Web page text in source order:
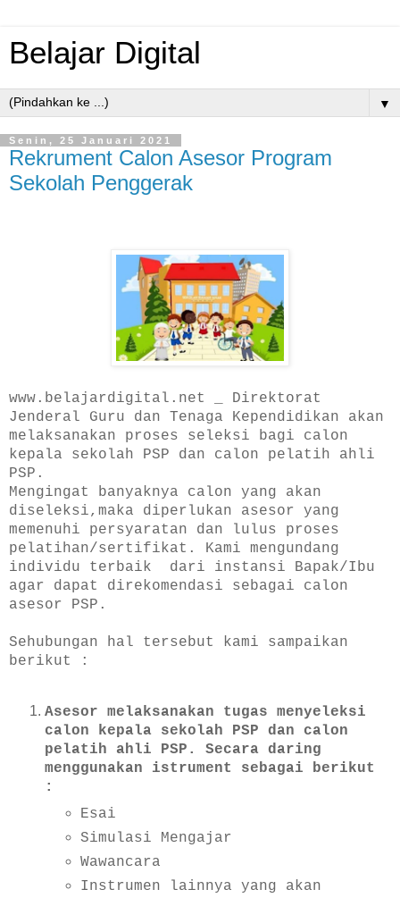
Belajar Digital
▼
Senin, 25 Januari 2021
Rekrument Calon Asesor Program
Sekolah Penggerak
www.belajardigital.net _ Direktorat
Jenderal Guru dan Tenaga Kependidikan akan
melaksanakan proses seleksi bagi calon
kepala sekolah PSP dan calon pelatih ahli
PSP.
Mengingat banyaknya calon yang akan
diseleksi,maka diperlukan asesor yang
memenuhi persyaratan dan lulus proses
pelatihan/sertifikat. Kami mengundang
individu terbaik dari instansi Bapak/Ibu
agar dapat direkomendasi sebagai calon
asesor PSP.
Sehubungan hal tersebut kami sampaikan
berikut :
Asesor melaksanakan tugas menyeleksi
calon kepala sekolah PSP dan calon
pelatih ahli PSP. Secara daring
menggunakan istrument sebagai berikut
:
Esai
Simulasi Mengajar
Wawancara
Instrumen lainnya yang akan